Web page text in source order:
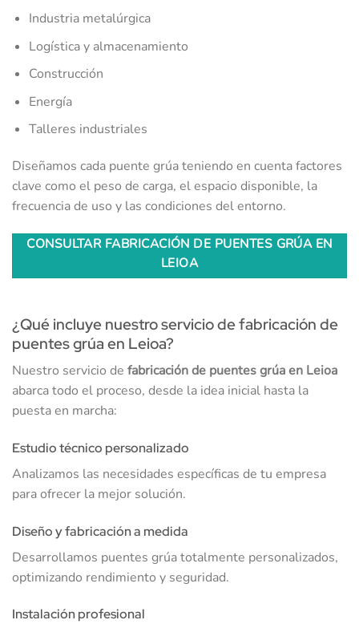
Industria metalúrgica
Logística y almacenamiento
Construcción
Energía
Talleres industriales
Diseñamos cada puente grúa teniendo en cuenta factores
clave como el peso de carga, el espacio disponible, la
frecuencia de uso y las condiciones del entorno.
CONSULTAR FABRICACIÓN DE PUENTES GRÚA EN
LEIOA
¿Qué incluye nuestro servicio de fabricación de
puentes grúa en Leioa?
Nuestro servicio de fabricación de puentes grúa en Leioa
abarca todo el proceso, desde la idea inicial hasta la
puesta en marcha:
Estudio técnico personalizado
Analizamos las necesidades específicas de tu empresa
para ofrecer la mejor solución.
Diseño y fabricación a medida
Desarrollamos puentes grúa totalmente personalizados,
optimizando rendimiento y seguridad.
Instalación profesional